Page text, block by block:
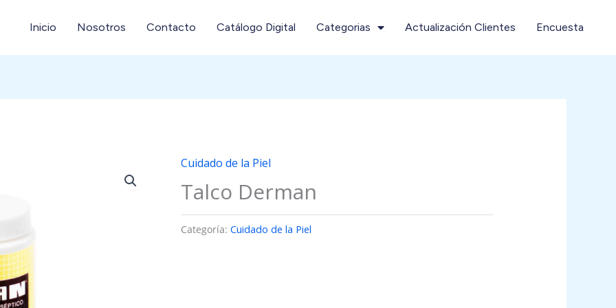
Inicio Nosotros Contacto Catálogo Digital Categorias Actualización Clientes Encuesta
Cuidado de la Piel
Talco Derman
Categoría:Cuidado de la Piel